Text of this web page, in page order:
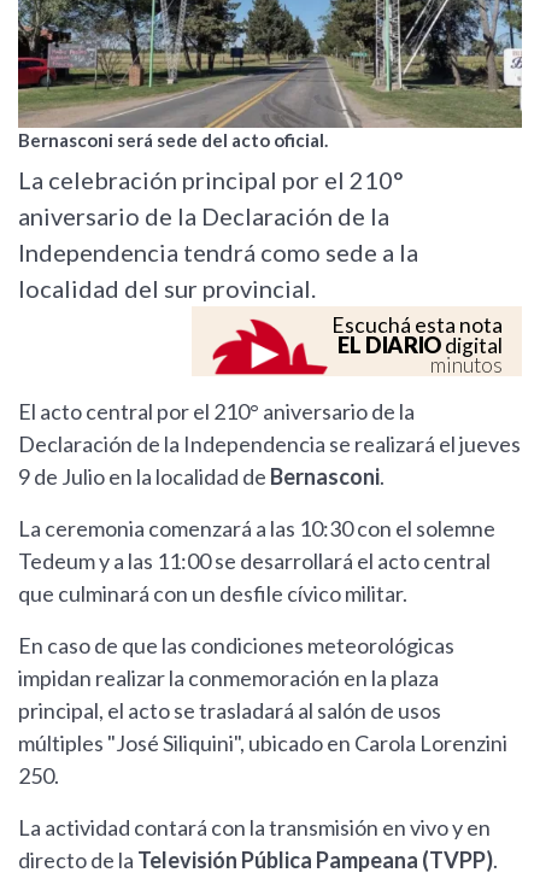
Bernasconi será sede del acto oficial.
La celebración principal por el 210°
aniversario de la Declaración de la
Independencia tendrá como sede a la
localidad del sur provincial.
Escuchá esta nota
EL DIARIOdigital
minutos
El acto central por el 210° aniversario de la
Declaración de la Independencia se realizará el jueves
9 de Julio en la localidad de Bernasconi.
La ceremonia comenzará a las 10:30 con el solemne
Tedeum y a las 11:00 se desarrollará el acto central
que culminará con un desfile cívico militar.
En caso de que las condiciones meteorológicas
impidan realizar la conmemoración en la plaza
principal, el acto se trasladará al salón de usos
múltiples "José Siliquini", ubicado en Carola Lorenzini
250.
La actividad contará con la transmisión en vivo y en
directo de la Televisión Pública Pampeana (TVPP).